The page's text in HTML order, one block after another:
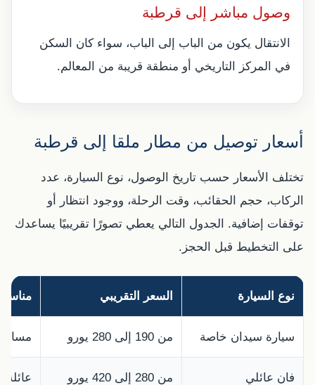
وصول مباشر إلى قرطبة
الانتقال يكون من الباب إلى الباب، سواء كان السكن
في المركز التاريخي أو منطقة قريبة من المعالم.
أسعار توصيل من مطار ملقا إلى قرطبة
تختلف الأسعار حسب تاريخ الوصول، نوع السيارة، عدد
الركاب، حجم الحقائب، وقت الرحلة، ووجود انتظار أو
توقفات إضافية. الجدول التالي يعطي تصورًا تقريبيًا يساعدك
على التخطيط قبل الحجز.
نوع السيارة السعر التقريبي
سيارة سيدان خاصة من 190 إلى 280 يورو مسافر واحد
فان عائلي من 280 إلى 420 يورو